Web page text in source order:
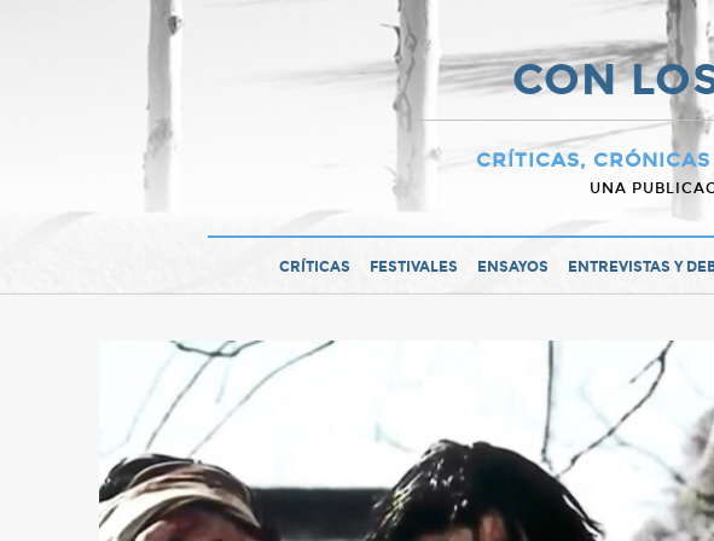
CON
CRÍTICAS, CRÓNICAS
UNA
CRÍTICAS FESTIVALES ENSAYOS ENTREVISTAS Y